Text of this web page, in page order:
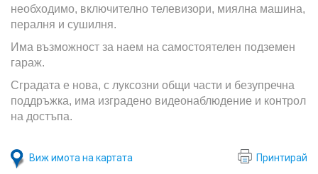
необходимо, включително телевизори, миялна машина,
пералня и сушилня.
Има възможност за наем на самостоятелен подземен
гараж.
Сградата е нова, с луксозни общи части и безупречна
поддръжка, има изградено видеонаблюдение и контрол
на достъпа.
Виж имота на картата Принтирай